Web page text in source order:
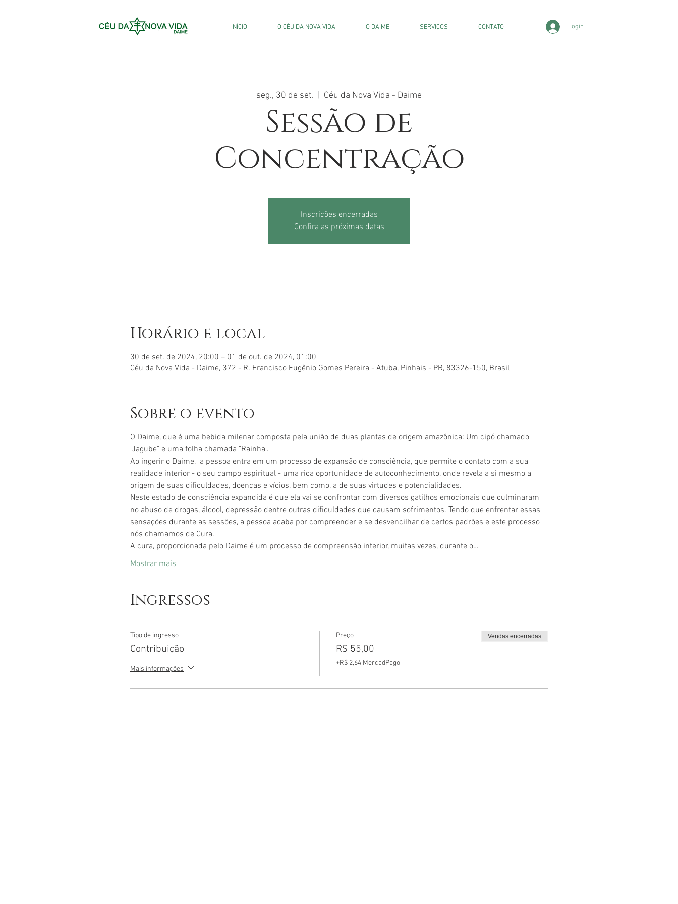
INÍCIO O CÉU DA NOVA VIDA O DAIME SERVIÇOS CONTATO login
seg., 30 de set. Céu da Nova Vida - Daime
Sessão de
Concentração
Inscrições encerradas
Confira as próximas datas
Horário e local
30 de set. de 2024, 20:00 – 01 de out. de 2024, 01:00
Céu da Nova Vida - Daime, 372 - R. Francisco Eugênio Gomes Pereira - Atuba, Pinhais - PR, 83326-150, Brasil
Sobre o evento
O Daime, que é uma bebida milenar composta pela união de duas plantas de origem amazônica: Um cipó chamado
"Jagube" e uma folha chamada "Rainha".
Ao ingerir o Daime,  a pessoa entra em um processo de expansão de consciência, que permite o contato com a sua
realidade interior - o seu campo espiritual - uma rica oportunidade de autoconhecimento, onde revela a si mesmo a
origem de suas dificuldades, doenças e vícios, bem como, a de suas virtudes e potencialidades.
Neste estado de consciência expandida é que ela vai se confrontar com diversos gatilhos emocionais que culminaram
no abuso de drogas, álcool, depressão dentre outras dificuldades que causam sofrimentos. Tendo que enfrentar essas
sensações durante as sessões, a pessoa acaba por compreender e se desvencilhar de certos padrões e este processo
nós chamamos de Cura.
A cura, proporcionada pelo Daime é um processo de compreensão interior, muitas vezes, durante o…
Mostrar mais
Ingressos
Tipo de ingresso
Contribuição
Mais informações
Preço
R$ 55,00
+R$ 2,64 MercadPago
Vendas encerradas